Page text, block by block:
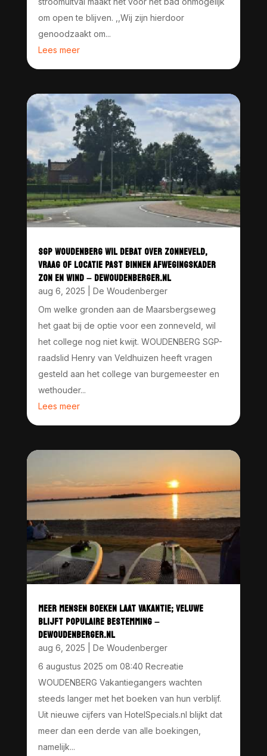
om open te blijven. ,,Wij zijn hierdoor
genoodzaakt om...
Lees meer
SGP WOUDENBERG WIL DEBAT OVER ZONNEVELD,
VRAAG OF LOCATIE PAST BINNEN AFWEGINGSKADER
ZON EN WIND – DEWOUDENBERGER.NL
aug 6, 2025
De Woudenberger
Om welke gronden aan de Maarsbergseweg
het gaat bij de optie voor een zonneveld, wil
het college nog niet kwijt. WOUDENBERG SGP-
raadslid Henry van Veldhuizen heeft vragen
gesteld aan het college van burgemeester en
wethouder...
Lees meer
MEER MENSEN BOEKEN LAAT VAKANTIE; VELUWE
BLIJFT POPULAIRE BESTEMMING –
DEWOUDENBERGER.NL
aug 6, 2025
De Woudenberger
6 augustus 2025 om 08:40 Recreatie
WOUDENBERG Vakantiegangers wachten
steeds langer met het boeken van hun verblijf.
Uit nieuwe cijfers van HotelSpecials.nl blijkt dat
meer dan een derde van alle boekingen,
namelijk...